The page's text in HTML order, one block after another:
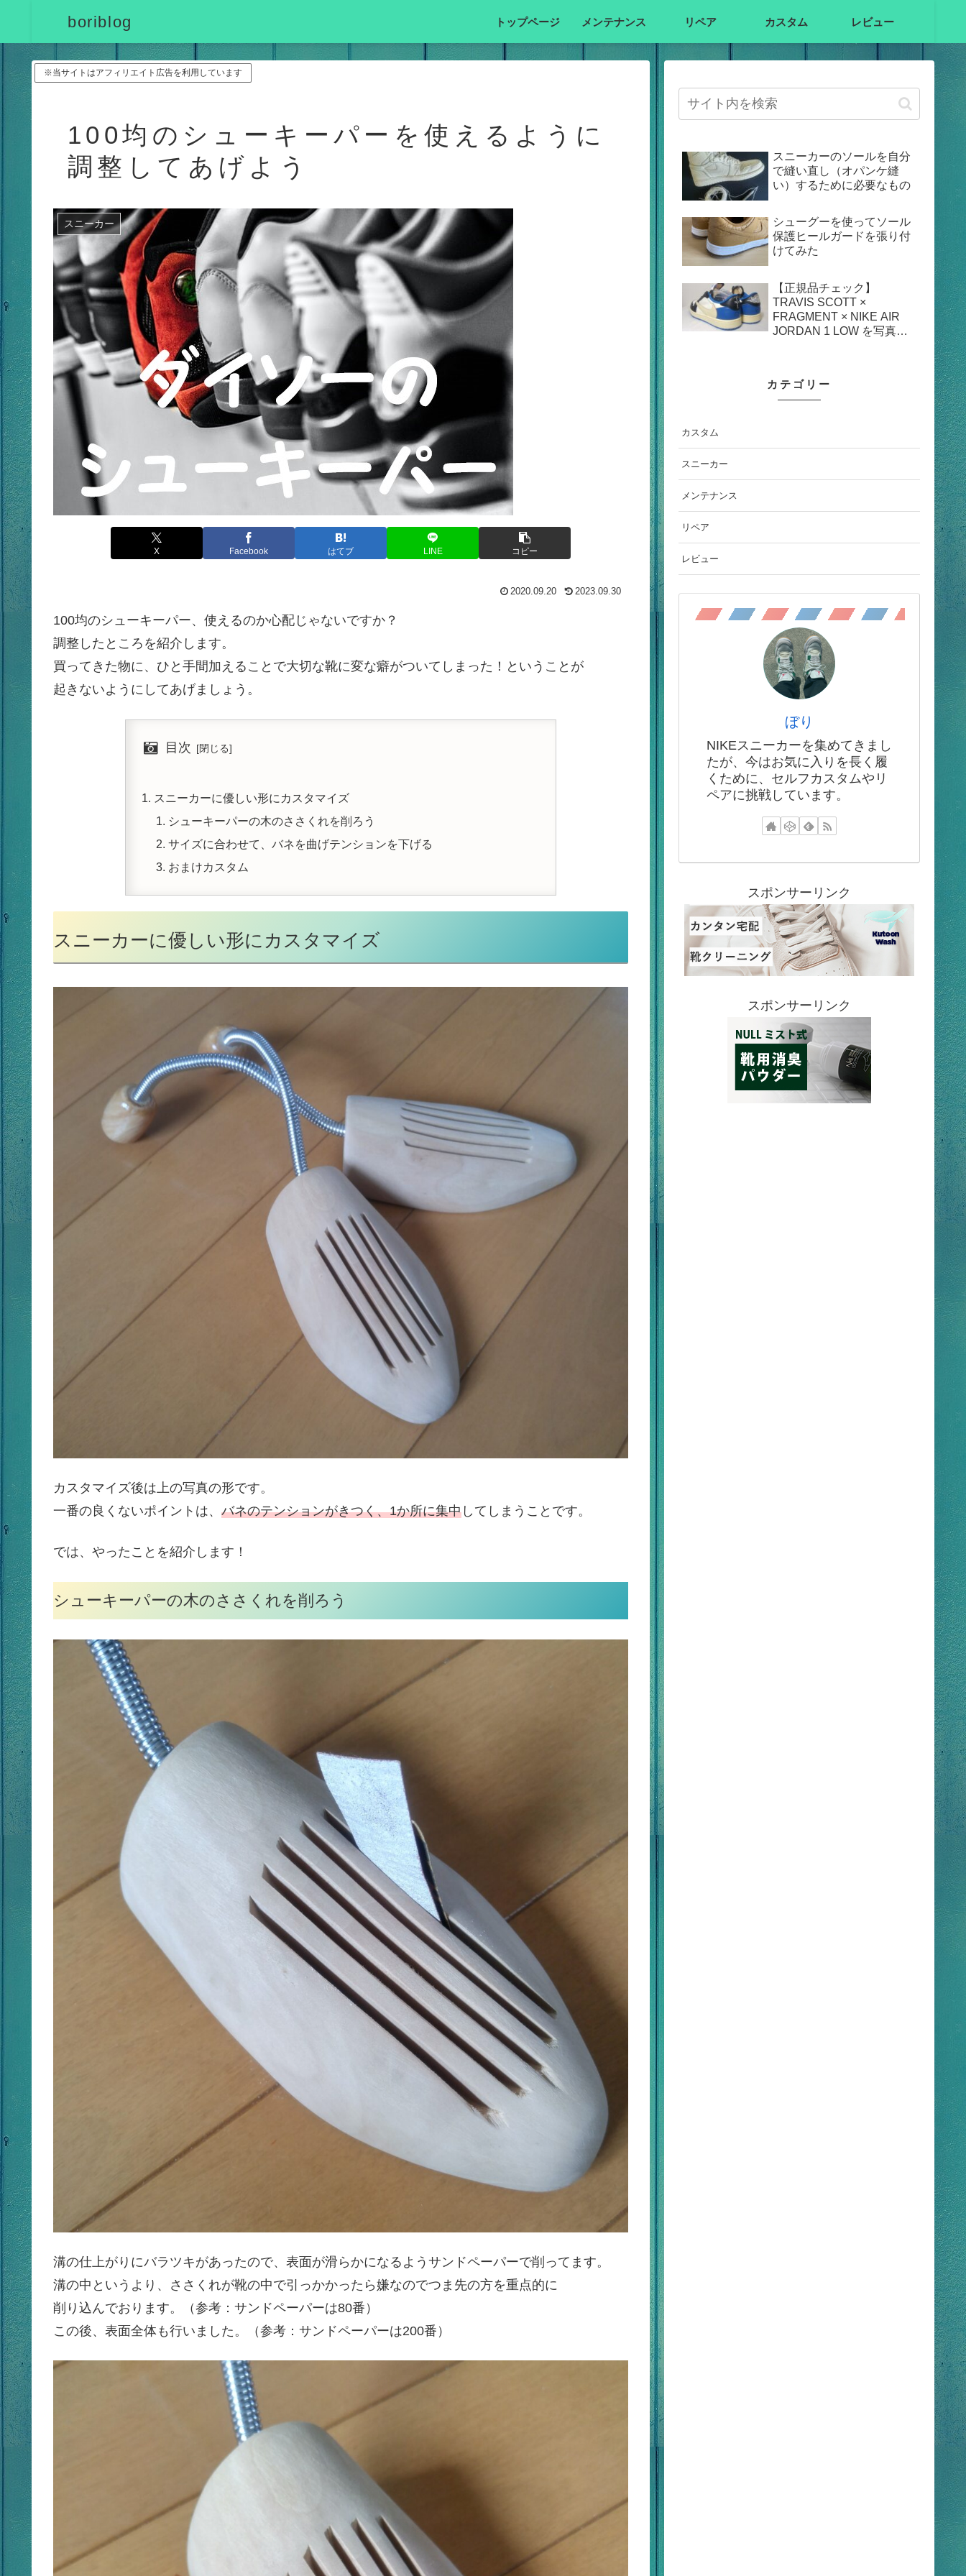
boriblog トップページ メンテナンス リペア カスタム レビュー
※当サイトはアフィリエイト広告を利用しています
100均のシューキーパーを使えるように
調整してあげよう
スニーカー
X Facebook はてブ LINE コピー
2020.09.20 2023.09.30
100均のシューキーパー、使えるのか心配じゃないですか？
調整したところを紹介します。
買ってきた物に、ひと手間加えることで大切な靴に変な癖がついてしまった！ということが
起きないようにしてあげましょう。
目次
スニーカーに優しい形にカスタマイズ
シューキーパーの木のささくれを削ろう
サイズに合わせて、バネを曲げテンションを下げる
おまけカスタム
スニーカーに優しい形にカスタマイズ
カスタマイズ後は上の写真の形です。
一番の良くないポイントは、 バネのテンションがきつく、1か所に集中 してしまうことです。
では、やったことを紹介します！
シューキーパーの木のささくれを削ろう
溝の仕上がりにバラツキがあったので、表面が滑らかになるようサンドペーパーで削ってます。
溝の中というより、ささくれが靴の中で引っかかったら嫌なのでつま先の方を重点的に
削り込んでおります。（参考：サンドペーパーは80番）
この後、表面全体も行いました。（参考：サンドペーパーは200番）
スニーカーのソールを自分
で縫い直し（オパンケ縫
い）するために必要なもの
シューグーを使ってソール
保護ヒールガードを張り付
けてみた
【正規品チェック】
TRAVIS SCOTT ×
FRAGMENT × NIKE AIR
JORDAN 1 LOW を写真撮
カテゴリー
カスタム
スニーカー
メンテナンス
リペア
レビュー
ぼり
NIKEスニーカーを集めてきまし
たが、今はお気に入りを長く履
くために、セルフカスタムやリ
ペアに挑戦しています。
スポンサーリンク
スポンサーリンク